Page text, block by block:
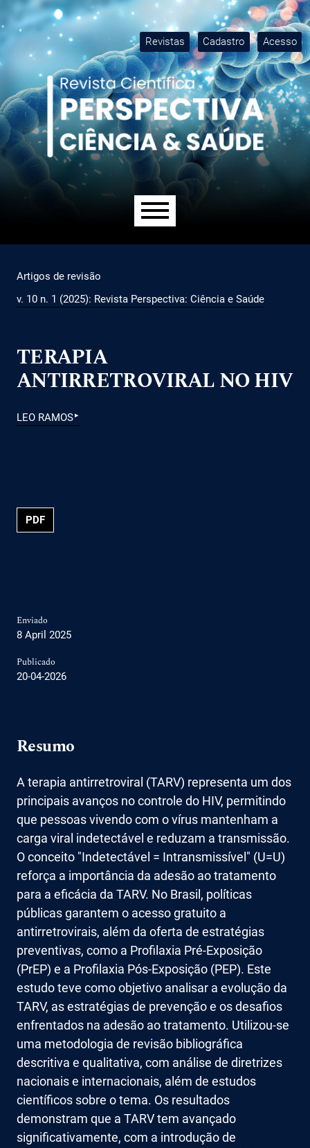
Ir para o menu de navegação principal
Ir para o conteúdo principal
Ir para o rodapé
Revistas Cadastro Acesso
Artigos de revisão
v. 10 n. 1 (2025): Revista Perspectiva: Ciência e Saúde
TERAPIA
ANTIRRETROVIRAL NO HIV
LEO RAMOS▸
PDF
Enviado
8 April 2025
Publicado
20-04-2026
Resumo
A terapia antirretroviral (TARV) representa um dos
principais avanços no controle do HIV, permitindo
que pessoas vivendo com o vírus mantenham a
carga viral indetectável e reduzam a transmissão.
O conceito "Indetectável = Intransmissível" (U=U)
reforça a importância da adesão ao tratamento
para a eficácia da TARV. No Brasil, políticas
públicas garantem o acesso gratuito a
antirretrovirais, além da oferta de estratégias
preventivas, como a Profilaxia Pré-Exposição
(PrEP) e a Profilaxia Pós-Exposição (PEP). Este
estudo teve como objetivo analisar a evolução da
TARV, as estratégias de prevenção e os desafios
enfrentados na adesão ao tratamento. Utilizou-se
uma metodologia de revisão bibliográfica
descritiva e qualitativa, com análise de diretrizes
nacionais e internacionais, além de estudos
científicos sobre o tema. Os resultados
demonstram que a TARV tem avançado
significativamente, com a introdução de